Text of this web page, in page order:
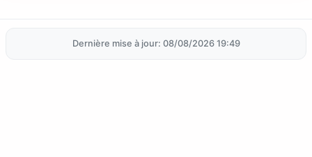
Dernière mise à jour: 08/08/2026 19:49